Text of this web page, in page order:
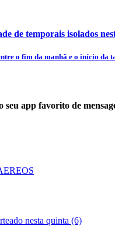
de temporais isolados
o fim da manhã e o início da
seu app favorito de